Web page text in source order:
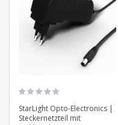
StarLight Opto-Electronics |
Steckernetzteil mit